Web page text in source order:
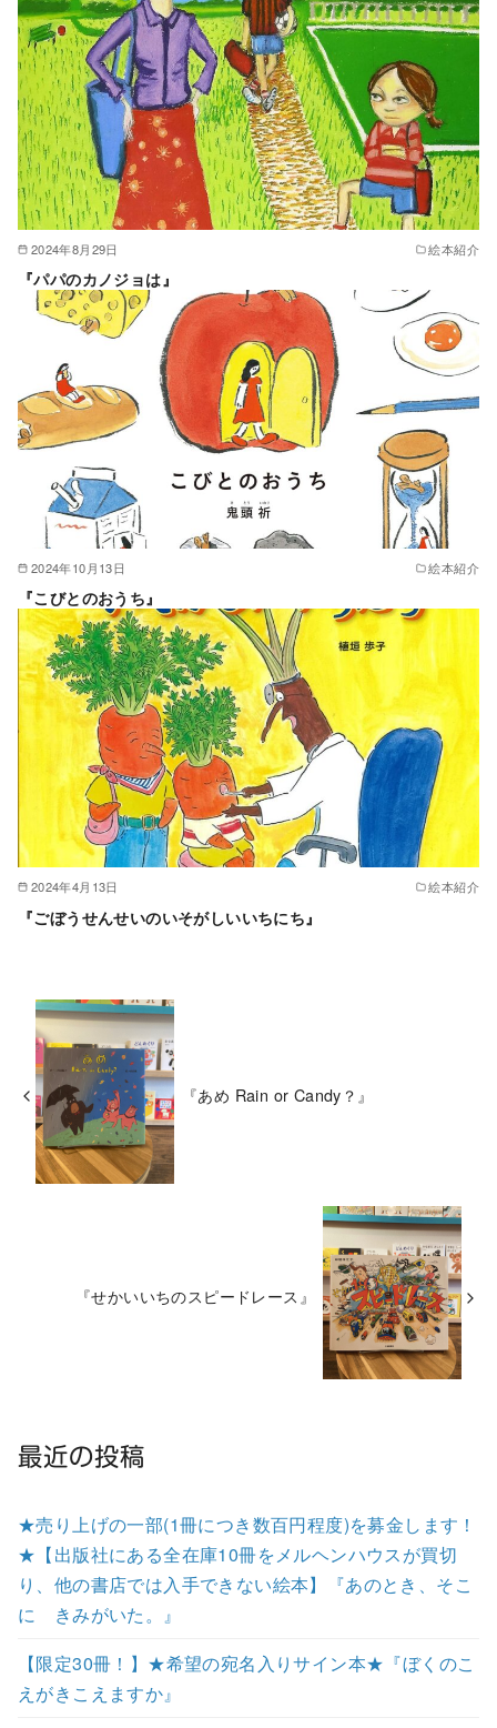
2024年8月29日 絵本紹介
『パパのカノジョは』
2024年10月13日 絵本紹介
『こびとのおうち』
2024年4月13日 絵本紹介
『ごぼうせんせいのいそがしいいちにち』
『あめ Rain or Candy？』
『せかいいちのスピードレース』
最近の投稿
★売り上げの一部(1冊につき数百円程度)を募金します！
★【出版社にある全在庫10冊をメルヘンハウスが買切
り、他の書店では入手できない絵本】『あのとき、そこ
に きみがいた。』
【限定30冊！】★希望の宛名入りサイン本★『ぼくのこ
えがきこえますか』